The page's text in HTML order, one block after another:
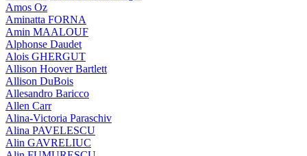
Amos Oz
Aminatta FORNA
Amin MAALOUF
Alphonse Daudet
Alois GHERGUT
Allison Hoover Bartlett
Allison DuBois
Allesandro Baricco
Allen Carr
Alina-Victoria Paraschiv
Alina PAVELESCU
Alin GAVRELIUC